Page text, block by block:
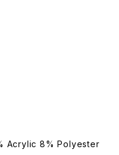
Acrylic 8% Polyester